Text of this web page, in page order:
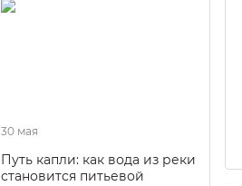
30 мая
Путь капли: как вода из реки
становится питьевой